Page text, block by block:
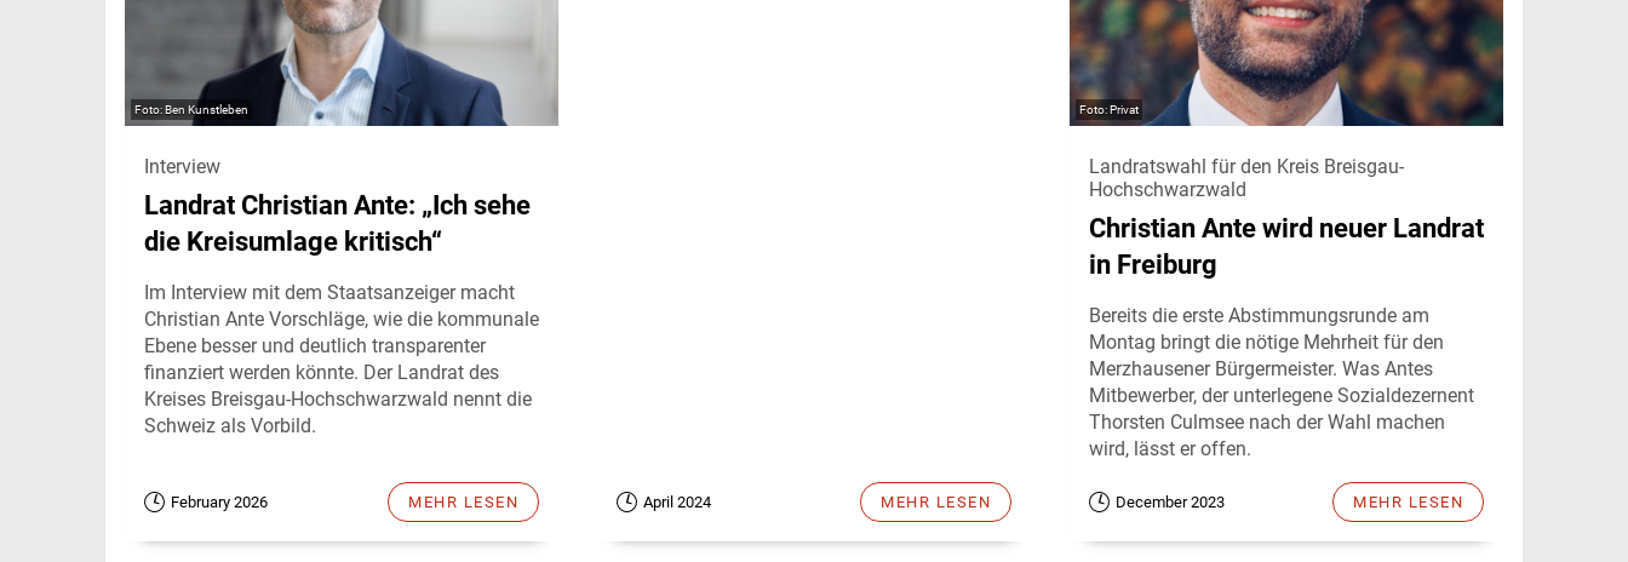
Ben Kunstleben
Interview
Landrat Christian Ante: „Ich sehe
die Kreisumlage kritisch“
Im Interview mit dem Staatsanzeiger macht
Christian Ante Vorschläge, wie die kommunale
Ebene besser und deutlich transparenter
finanziert werden könnte. Der Landrat des
Kreises Breisgau-Hochschwarzwald nennt die
Schweiz als Vorbild.
February 2026 MEHR LESEN April 2024 MEHR LESEN
Privat
Landratswahl für den Kreis Breisgau-
Hochschwarzwald
Christian Ante wird neuer Landrat
in Freiburg
Bereits die erste Abstimmungsrunde am
Montag bringt die nötige Mehrheit für den
Merzhausener Bürgermeister. Was Antes
Mitbewerber, der unterlegene Sozialdezernent
Thorsten Culmsee nach der Wahl machen
wird, lässt er offen.
December 2023 MEHR LESEN